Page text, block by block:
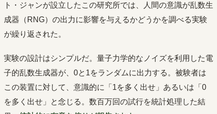
ト・ジャンが設立したこの研究所では、人間の意識が乱数生
成器（RNG）の出力に影響を与えるかどうかを調べる実験
が繰り返された。
実験の設計はシンプルだ。量子力学的なノイズを利用した電
子的乱数生成器が、0と1をランダムに出力する。被験者は
この装置に対して、意識的に「1を多く出せ」あるいは「0
を多く出せ」と念じる。数百万回の試行を統計処理した結